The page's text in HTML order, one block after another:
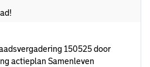
150525 door
actieplan Samenleven